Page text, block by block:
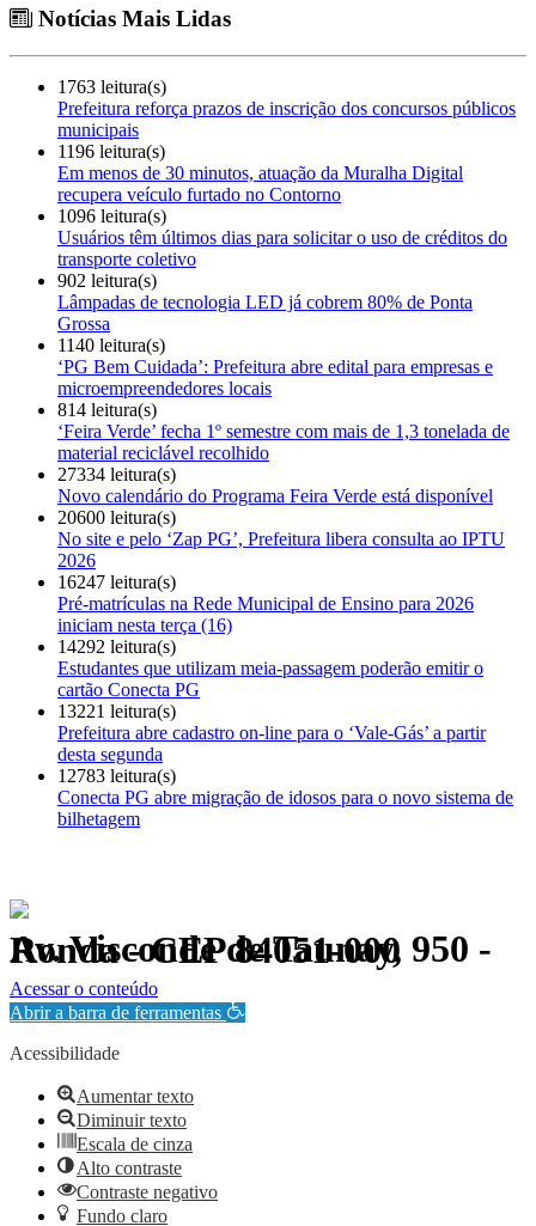
Notícias Mais Lidas
1763 leitura(s)
Prefeitura reforça prazos de inscrição dos concursos públicos
municipais
1196 leitura(s)
Em menos de 30 minutos, atuação da Muralha Digital
recupera veículo furtado no Contorno
1096 leitura(s)
Usuários têm últimos dias para solicitar o uso de créditos do
transporte coletivo
902 leitura(s)
Lâmpadas de tecnologia LED já cobrem 80% de Ponta
Grossa
1140 leitura(s)
‘PG Bem Cuidada’: Prefeitura abre edital para empresas e
microempreendedores locais
814 leitura(s)
‘Feira Verde’ fecha 1º semestre com mais de 1,3 tonelada de
material reciclável recolhido
27334 leitura(s)
Novo calendário do Programa Feira Verde está disponível
20600 leitura(s)
No site e pelo ‘Zap PG’, Prefeitura libera consulta ao IPTU
2026
16247 leitura(s)
Pré-matrículas na Rede Municipal de Ensino para 2026
iniciam nesta terça (16)
14292 leitura(s)
Estudantes que utilizam meia-passagem poderão emitir o
cartão Conecta PG
13221 leitura(s)
Prefeitura abre cadastro on-line para o ‘Vale-Gás’ a partir
desta segunda
12783 leitura(s)
Conecta PG abre migração de idosos para o novo sistema de
bilhetagem
Av. Visconde de Taunay, 950 - Ronda - CEP 84051-000
Política de Privacidade.
Acessar o conteúdo
Abrir a barra de ferramentas
Acessibilidade
Aumentar texto
Diminuir texto
Escala de cinza
Alto contraste
Contraste negativo
Fundo claro